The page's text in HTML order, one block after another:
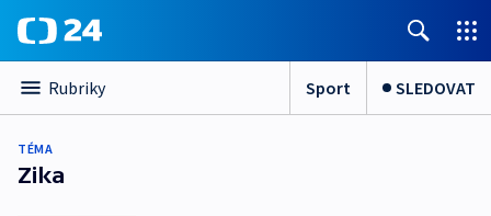
Rubriky Sport SLEDOVAT
TÉMA
Zika